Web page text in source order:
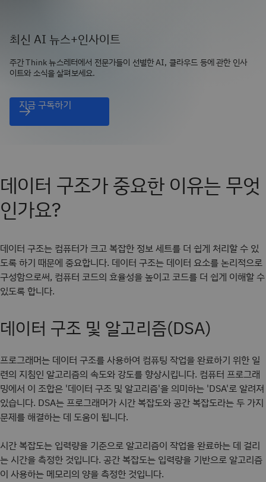
최신 AI 뉴스+인사이트
주간 Think 뉴스레터에서 전문가들이 선별한 AI, 클라우드 등에 관한 인사
이트와 소식을 살펴보세요.
지금 구독하기
데이터 구조가 중요한 이유는 무엇
인가요?
데이터 구조는 컴퓨터가 크고 복잡한 정보 세트를 더 쉽게 처리할 수 있
도록 하기 때문에 중요합니다. 데이터 구조는 데이터 요소를 논리적으로
구성함으로써, 컴퓨터 코드의 효율성을 높이고 코드를 더 쉽게 이해할 수
있도록 합니다.
데이터 구조 및 알고리즘(DSA)
프로그래머는 데이터 구조를 사용하여 컴퓨팅 작업을 완료하기 위한 일
련의 지침인 알고리즘의 속도와 강도를 향상시킵니다. 컴퓨터 프로그래
밍에서 이 조합은 '데이터 구조 및 알고리즘'을 의미하는 'DSA'로 알려져
있습니다. DSA는 프로그래머가 시간 복잡도와 공간 복잡도라는 두 가지
문제를 해결하는 데 도움이 됩니다.
시간 복잡도는 입력량을 기준으로 알고리즘이 작업을 완료하는 데 걸리
는 시간을 측정한 것입니다. 공간 복잡도는 입력량을 기반으로 알고리즘
이 사용하는 메모리의 양을 측정한 것입니다.